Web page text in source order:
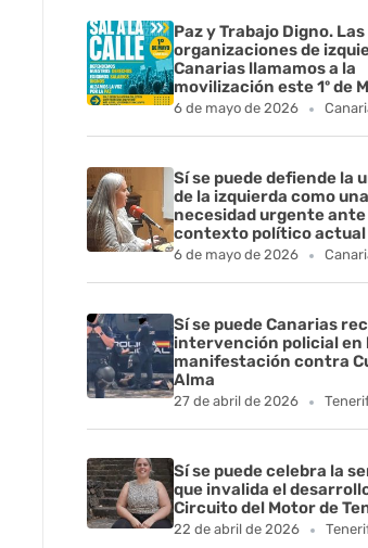
Paz y Trabajo Digno. Las
organizaciones de
Canarias llamamos a la
movilización este 1º de
6 de mayo de 2026
Sí se puede defiende la
de la izquierda como una
necesidad urgente ante
contexto político actual
6 de mayo de 2026
Sí se puede Canarias
intervención policial en
manifestación contra
Alma
27 de abril de 2026
Sí se puede celebra la
que invalida el
Circuito del Motor de
22 de abril de 2026